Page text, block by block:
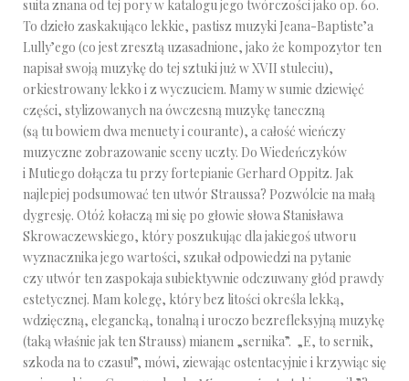
suita znana od tej pory w katalogu jego twórczości jako op. 60.
To dzieło zaskakująco lekkie, pastisz muzyki Jeana-Baptiste’a
Lully’ego (co jest zresztą uzasadnione, jako że kompozytor ten
napisał swoją muzykę do tej sztuki już w XVII stuleciu),
orkiestrowany lekko i z wyczuciem. Mamy w sumie dziewięć
części, stylizowanych na ówczesną muzykę taneczną
(są tu bowiem dwa menuety i courante), a całość wieńczy
muzyczne zobrazowanie sceny uczty. Do Wiedeńczyków
i Mutiego dołącza tu przy fortepianie Gerhard Oppitz. Jak
najlepiej podsumować ten utwór Straussa? Pozwólcie na małą
dygresję. Otóż kołaczą mi się po głowie słowa Stanisława
Skrowaczewskiego, który poszukując dla jakiegoś utworu
wyznacznika jego wartości, szukał odpowiedzi na pytanie
czy utwór ten zaspokaja subiektywnie odczuwany głód prawdy
estetycznej. Mam kolegę, który bez litości określa lekką,
wdzięczną, elegancką, tonalną i uroczo bezrefleksyjną muzykę
(taką właśnie jak ten Strauss) mianem „sernika”. „E, to sernik,
szkoda na to czasu!”, mówi, ziewając ostentacyjnie i krzywiąc się